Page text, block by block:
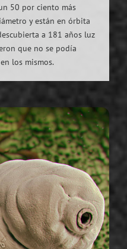
50 por ciento más
y están en órbita
a 181 años luz
que no se podía
los mismos.